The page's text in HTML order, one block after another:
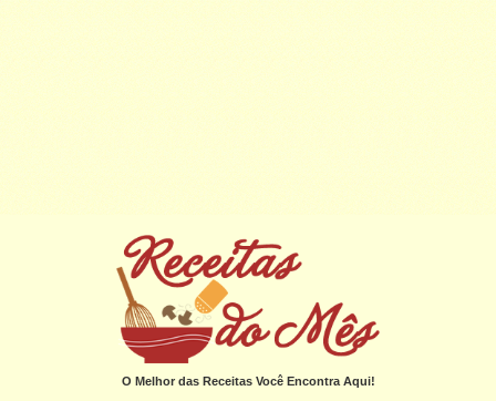
O Melhor das Receitas Você Encontra Aqui!